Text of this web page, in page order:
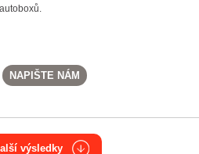
NAPIŠTE NÁM
výsledky